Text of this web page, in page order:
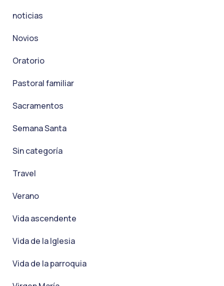
noticias
Novios
Oratorio
Pastoral familiar
Sacramentos
Semana Santa
Sin categoría
Travel
Verano
Vida ascendente
Vida de la Iglesia
Vida de la parroquia